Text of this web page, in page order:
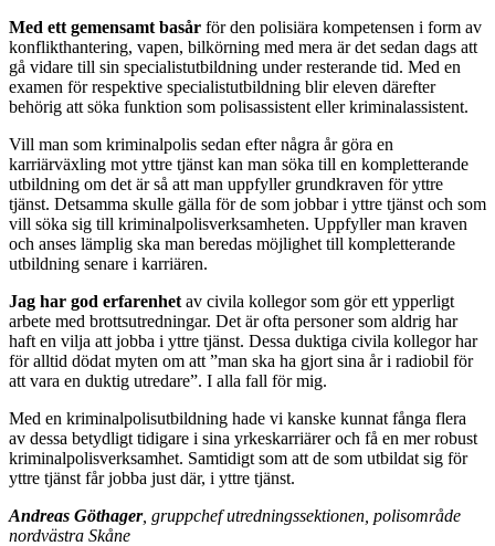
Med ett gemensamt basår för den polisiära kompetensen i form av
konflikthantering, vapen, bilkörning med mera är det sedan dags att
gå vidare till sin specialistutbildning under resterande tid. Med en
examen för respektive specialistutbildning blir eleven därefter
behörig att söka funktion som polisassistent eller kriminalassistent.
Vill man som kriminalpolis sedan efter några år göra en
karriärväxling mot yttre tjänst kan man söka till en kompletterande
utbildning om det är så att man uppfyller grundkraven för yttre
tjänst. Detsamma skulle gälla för de som jobbar i yttre tjänst och som
vill söka sig till kriminalpolisverksamheten. Uppfyller man kraven
och anses lämplig ska man beredas möjlighet till kompletterande
utbildning senare i karriären.
Jag har god erfarenhet av civila kollegor som gör ett ypperligt
arbete med brottsutredningar. Det är ofta personer som aldrig har
haft en vilja att jobba i yttre tjänst. Dessa duktiga civila kollegor har
för alltid dödat myten om att ”man ska ha gjort sina år i radiobil för
att vara en duktig utredare”. I alla fall för mig.
Med en kriminalpolisutbildning hade vi kanske kunnat fånga flera
av dessa betydligt tidigare i sina yrkeskarriärer och få en mer robust
kriminalpolisverksamhet. Samtidigt som att de som utbildat sig för
yttre tjänst får jobba just där, i yttre tjänst.
Andreas Göthager, gruppchef utredningssektionen, polisområde
nordvästra Skåne